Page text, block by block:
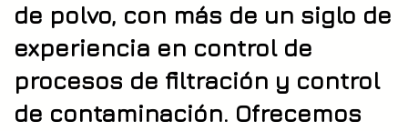
de polvo, con más de un siglo de
experiencia en control de
procesos de filtración y control
de contaminación. Ofrecemos